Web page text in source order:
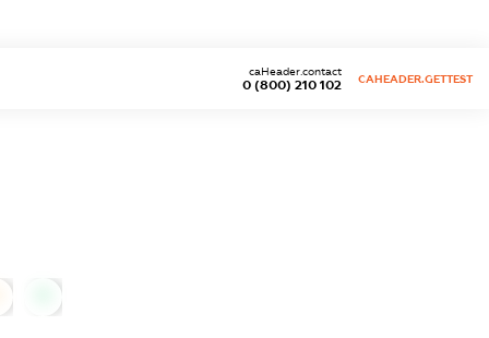
0 (800) 210 102
caHeader.contact
CAHEADER.GETTEST